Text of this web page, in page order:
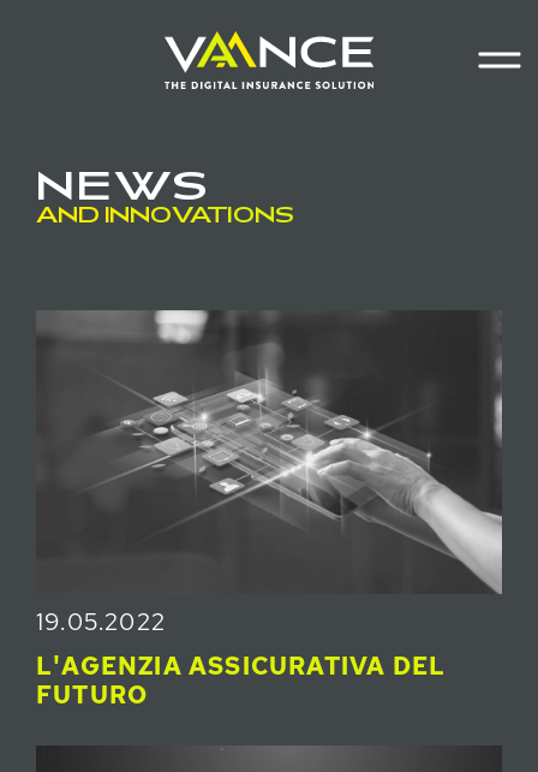
Menu
NEWS
AND INNOVATIONS
19.05.2022
L'AGENZIA ASSICURATIVA DEL
FUTURO